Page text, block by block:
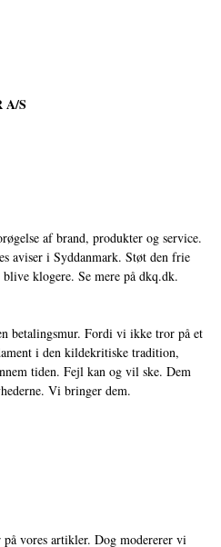
A/S
af brand, produkter og service.
aviser i Syddanmark. Støt den frie
klogere. Se mere på dkq.dk.
betalingsmur. Fordi vi ikke tror på et
i den kildekritiske tradition,
tiden. Fejl kan og vil ske. Dem
Vi bringer dem.
vores artikler. Dog modererer vi